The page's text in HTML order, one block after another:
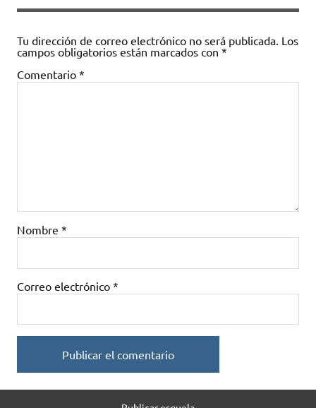
Tu dirección de correo electrónico no será publicada. Los
campos obligatorios están marcados con *
Comentario *
Nombre *
Correo electrónico *